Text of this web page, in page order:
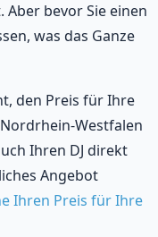
Aber bevor Sie einen
was das Ganze
den Preis für Ihre
Westfalen
Ihren DJ direkt
Angebot
Ihren Preis für Ihre